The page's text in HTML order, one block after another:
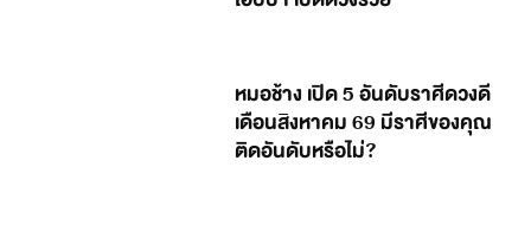
หมอช้าง เปิด 5 อันดับราศีดวงดี
เดือนสิงหาคม 69 มีราศีของคุณ
ติดอันดับหรือไม่?